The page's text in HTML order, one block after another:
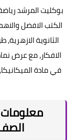
بوكليت المرشد
الكتب الافضل
الثانوية
الافكار, مع عرض
في مادة
الصف